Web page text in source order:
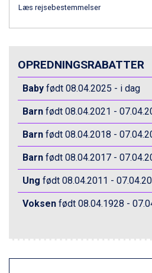
Fieberbrunn fra DKK 6.145
Zell am See fra DKK 4.095
Livigno fra DKK 4.145
Ponte di Legno fra DKK
Bad Gastein fra DKK 4.195
Alleghe fra DKK 5.595
Sauze dOulx fra DKK 4.045
Arabba fra DKK 7.045
La Thuile fra DKK 4.595
Val Thorens fra DKK 5.395
Cervinia fra DKK 5.295
Sölden fra DKK 8.445
Bad Hofgastein fra DKK
Passo Tonale fra DKK
Læs rejsebestemmelser
OPREDNINGSRABATTER
Baby født 08.04.2025 - i dag
Barn født 08.04.2021 -
Barn født 08.04.2018 -
Barn født 08.04.2017 -
Ung født 08.04.2011 -
Voksen født 08.04.1928 -